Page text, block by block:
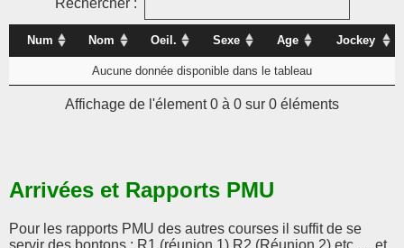
Rechercher :
Num Nom Oeil. Sexe Age Jockey
Aucune donnée disponible dans le tableau
Affichage de l'élement 0 à 0 sur 0 éléments
Arrivées et Rapports PMU
Pour les rapports PMU des autres courses il suffit de se
servir des bontons : R1 (réunion 1) R2 (Réunion 2) etc .... et